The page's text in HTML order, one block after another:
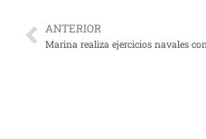
ANTERIOR
Marina realiza ejercicios navales